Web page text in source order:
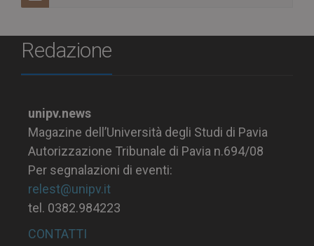
Redazione
unipv.news
Magazine dell’Università degli Studi di Pavia
Autorizzazione Tribunale di Pavia n.694/08
Per segnalazioni di eventi:
relest@unipv.it
tel. 0382.984223
CONTATTI